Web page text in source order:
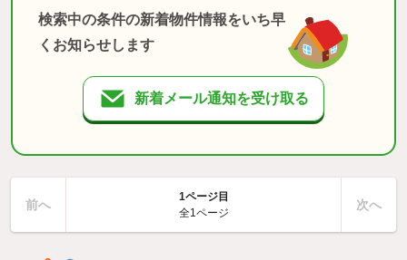
検索中の条件の新着物件情報をいち早
くお知らせします
新着メール通知を受け取る
前へ
1ページ目
全1ページ
次へ